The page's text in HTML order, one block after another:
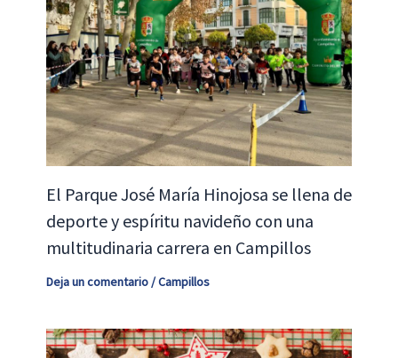
El Parque José María Hinojosa se llena de
deporte y espíritu navideño con una
multitudinaria carrera en Campillos
Deja un comentario/Campillos